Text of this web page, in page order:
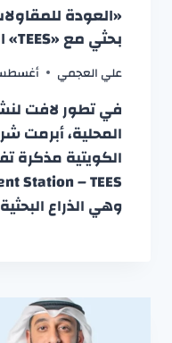
«العودة
بحثي مع «TEES» الأميركية
علي العجمي أغسطس 8,
في تطور لافت
المحلية، أبرمت
وهي الذراع